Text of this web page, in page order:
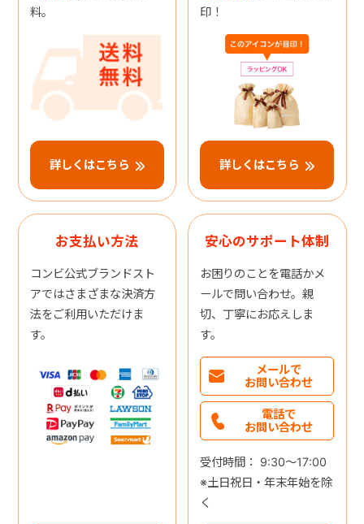
料。
詳しくはこちら
印！
詳しくはこちら
お支払い方法
コンビ公式ブランドスト
アではさまざまな決済方
法をご利用いただけま
す。
安心のサポート体制
お困りのことを電話かメ
ールで問い合わせ。親
切、丁寧にお応えしま
す。
メールで
お問い合わせ
電話で
お問い合わせ
受付時間： 9:30～17:00
※土日祝日・年末年始を除
く